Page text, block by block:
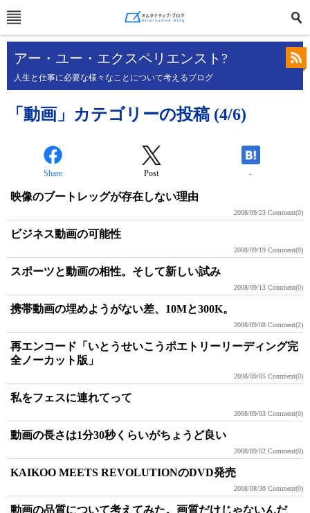
アー・ユー・エクスペリエンスト?
人生と仕事に必要な様々なことについて考えるブログ
「動画」カテゴリーの投稿 (4/6)
Share Post -
映像のブートレッグが存在しない理由
2008/09/23 Comment(0)
ビジネス動画の可能性
2008/09/19 Comment(0)
スポーツと動画の相性。そして新しい試み
2008/09/13 Comment(0)
携帯動画の埋めようがない差、10Mと300K。
2008/09/08 Comment(2)
再エンコード「いとうせいこうポエトリーリーディング完
全ノーカット版」
2008/09/05 Comment(0)
私をフェスに連れてって
2008/09/03 Comment(0)
動画の長さは1分30秒くらいがちょうど良い
2008/09/02 Comment(0)
KAIKOO MEETS REVOLUTIONのDVD発売
2008/08/30 Comment(0)
動画の品質について考えてみた。画質だけじゃないんだ